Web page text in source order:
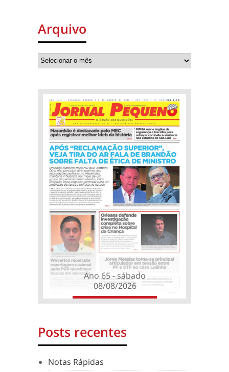
Arquivo
Ano 65 - sábado
08/08/2026
Posts recentes
Notas Rápidas